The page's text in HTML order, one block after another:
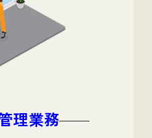
理業務